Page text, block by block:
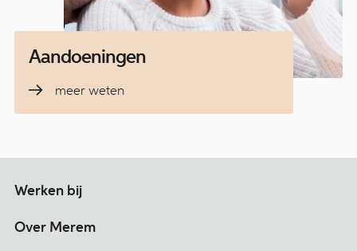
Aandoeningen
meer weten
Werken bij
Over Merem